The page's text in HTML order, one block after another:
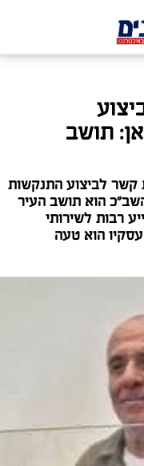
תושב
לביצוע התנקשות
הוא תושב העיר
רבות לשירותי
הוא טעה